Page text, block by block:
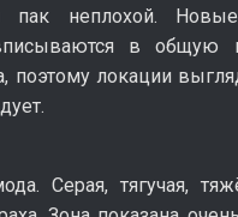
пак неплохой.
в общую
поэтому локации
Серая, тягучая,